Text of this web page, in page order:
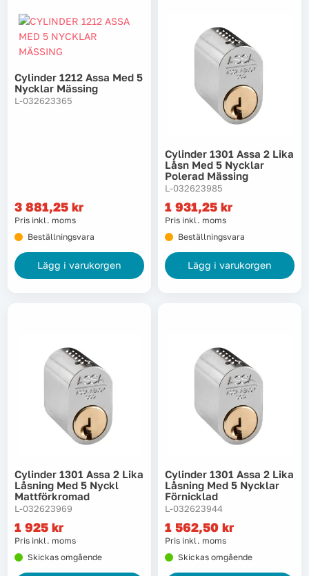
Cylinder 1212 Assa Med 5
Nycklar Mässing
L-032623365
3 881,25 kr
Pris inkl. moms
Beställningsvara
Lägg i varukorgen
Cylinder 1301 Assa 2 Lika
Låsn Med 5 Nycklar
Polerad Mässing
L-032623985
1 931,25 kr
Pris inkl. moms
Beställningsvara
Lägg i varukorgen
Cylinder 1301 Assa 2 Lika
Låsning Med 5 Nyckl
Mattförkromad
L-032623969
1 925 kr
Pris inkl. moms
Skickas omgående
Cylinder 1301 Assa 2 Lika
Låsning Med 5 Nycklar
Förnicklad
L-032623944
1 562,50 kr
Pris inkl. moms
Skickas omgående